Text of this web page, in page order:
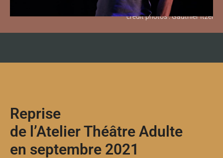
crédit photos : Gauthier Itzel
Reprise
de l’Atelier Théâtre Adulte
en septembre 2021